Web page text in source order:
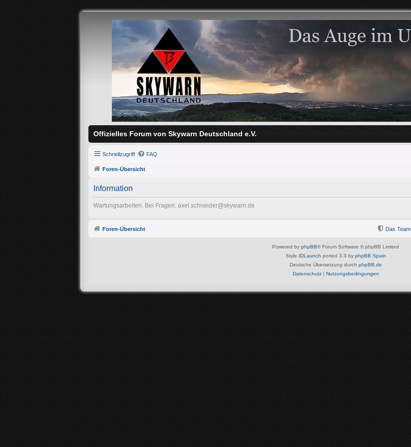
Offizielles Forum von Skywarn Deutschland e.V.
Schnellzugriff FAQ
Foren-Übersicht
Information
Wartungsarbeiten. Bei Fragen: axel.schneider@skywarn.de
Foren-Übersicht Das Team
Powered by phpBB® Forum Software © phpBB Limited
Style IDLaunch ported 3.3 by phpBB Spain
Deutsche Übersetzung durch phpBB.de
Datenschutz| Nutzungsbedingungen